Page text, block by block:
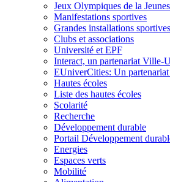
Jeux Olympiques de la
Manifestations sportives
Grandes installations sportives
Clubs et associations
Université et EPF
Interact, un partenariat Ville-
EUniverCities: Un
Hautes écoles
Liste des hautes écoles
Scolarité
Recherche
Développement durable
Portail Développement
Energies
Espaces verts
Mobilité